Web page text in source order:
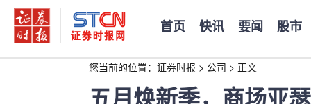
首页 快讯 要闻 股市
您当前的位置： 证券时报 > 公司 > 正文
五月焕新季，商场亚